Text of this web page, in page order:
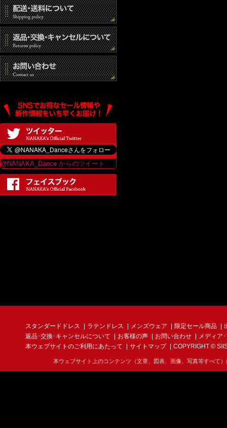
@NANAKA_Dance からのツイート
スタンダードドレス ラテンドレス メンズウェア 限定セール商品
返品･交換･キャンセルについて
お客様の声 お問い合わせ
メディア
本ウェブサイトのご利用にあたって
サイトマップ COPYRIGHT ©
本ウェブサイト上のコンテンツ（文章、図表、画像、写真等すべて